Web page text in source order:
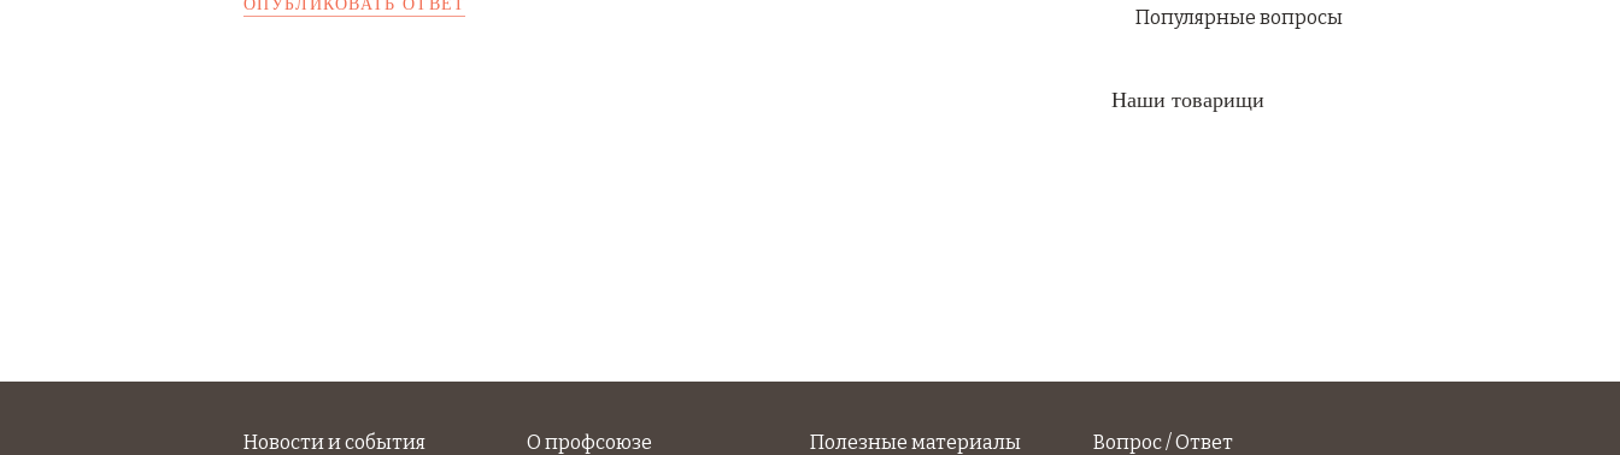
Популярные вопросы
Наши товарищи
Новости и события О профсоюзе Полезные материалы Вопрос / Ответ